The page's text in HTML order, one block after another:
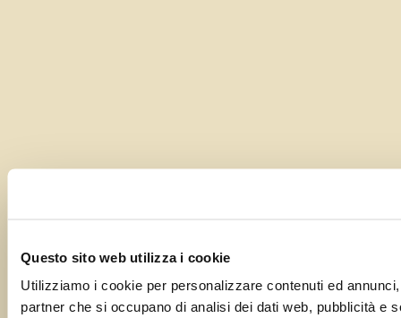
Questo sito web utilizza i cookie
Utilizziamo i cookie per personalizzare contenuti ed
partner che si occupano di analisi dei dati web, pubblicità e